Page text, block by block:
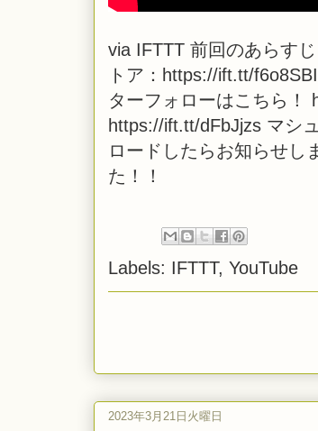
via IFTTT前回のあらすじ
トア：https://ift.tt/
ターフォローはこちら！
https://ift.tt/dFbJjzs マシ
ロードしたらお知らせし
た！！
Labels: IFTTT, YouTube
2023年3月21日火曜日